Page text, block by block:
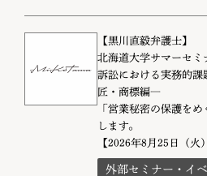
【黒川直毅弁護士】
北海道大学サマーセミ
訴訟における実務的
匠・商標編―
「営業秘密の保護を
します。
【2026年8月25日（火
外部セミナー・イ